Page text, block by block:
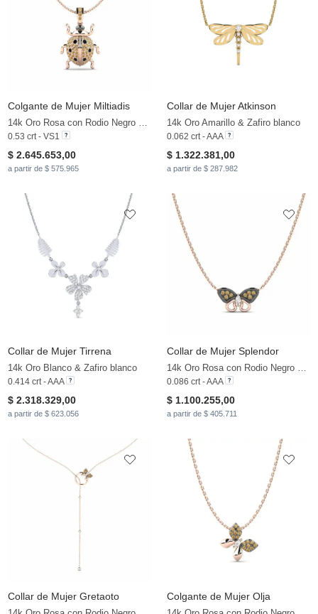
Colgante de Mujer Miltiadis
14k Oro Rosa con Rodio Negro & Diamante Marrón & Diamante Negro
0.53 crt - VS1
$ 2.645.653,00
a partir de $ 575.965
Collar de Mujer Atkinson
14k Oro Amarillo & Zafiro blanco
0.062 crt - AAA
$ 1.322.381,00
a partir de $ 287.982
Collar de Mujer Tirrena
14k Oro Blanco & Zafiro blanco
0.414 crt - AAA
$ 2.318.329,00
a partir de $ 623.056
Collar de Mujer Splendor
14k Oro Rosa con Rodio Negro & Zafiro blanco & Diamante Marrón
0.086 crt - AAA
$ 1.100.255,00
a partir de $ 405.711
Collar de Mujer Gretaoto Colgante de Mujer Olja